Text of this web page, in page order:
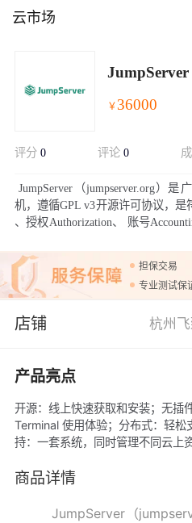
云市场
JumpServer
￥ 36000
评分 0 评论 0
JumpServer（jumpserver.org）
机，遵循GPL v3开源许可协议，是
、授权Authorization、 账号
用户交付开源增值的运维安全审计
担保交易
专业测试保
店铺 杭州
产品亮点
开源：线上快速获取和安装；无插
Terminal 使用体验；分布式：轻松
持：一套系统，同时管理不同云上
用。
商品详情
JumpServer（